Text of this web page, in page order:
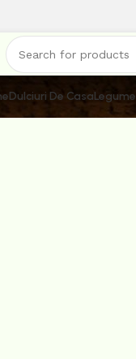
Dulciuri De CasaLegume